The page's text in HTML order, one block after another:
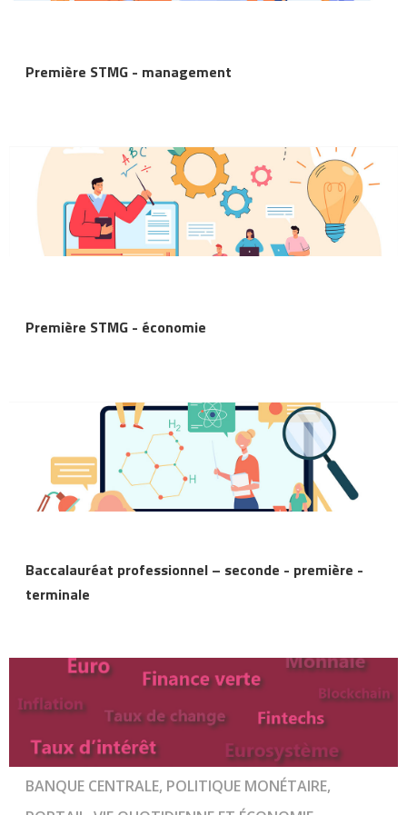
Première STMG - management
Première STMG - économie
Baccalauréat professionnel – seconde - première -
terminale
BANQUE CENTRALE, POLITIQUE MONÉTAIRE,